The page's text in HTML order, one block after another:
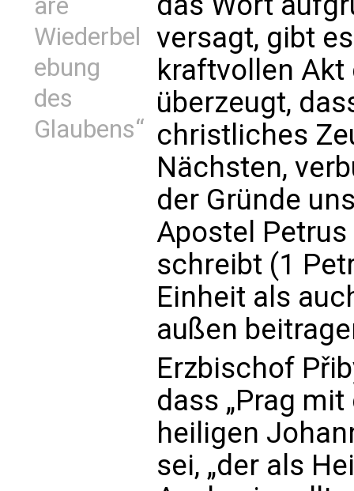
are
Wiederbel
ebung
des
Glaubens“
versagt, gibt
kraftvollen Akt
überzeugt,
christliches
Nächsten,
der Gründe
Apostel
schreibt (1
Einheit als
außen
Erzbischof
dass „Prag
heiligen
sei, „der als